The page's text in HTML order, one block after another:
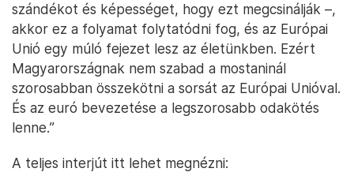
szándékot és képességet, hogy ezt megcsinálják –,
akkor ez a folyamat folytatódni fog, és az Európai
Unió egy múló fejezet lesz az életünkben. Ezért
Magyarországnak nem szabad a mostaninál
szorosabban összekötni a sorsát az Európai Unióval.
És az euró bevezetése a legszorosabb odakötés
lenne.”
A teljes interjút itt lehet megnézni: